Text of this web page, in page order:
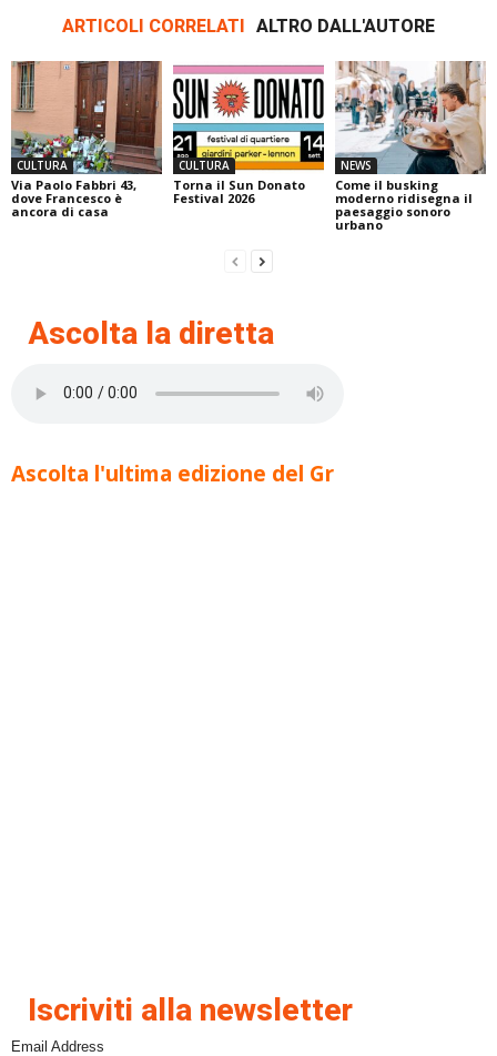
ARTICOLI CORRELATI ALTRO DALL'AUTORE
CULTURA
Via Paolo Fabbri 43,
dove Francesco è
ancora di casa
CULTURA
Torna il Sun Donato
Festival 2026
NEWS
Come il busking
moderno ridisegna il
paesaggio sonoro
urbano
Ascolta la diretta
Ascolta l'ultima edizione del Gr
Iscriviti alla newsletter
Email Address